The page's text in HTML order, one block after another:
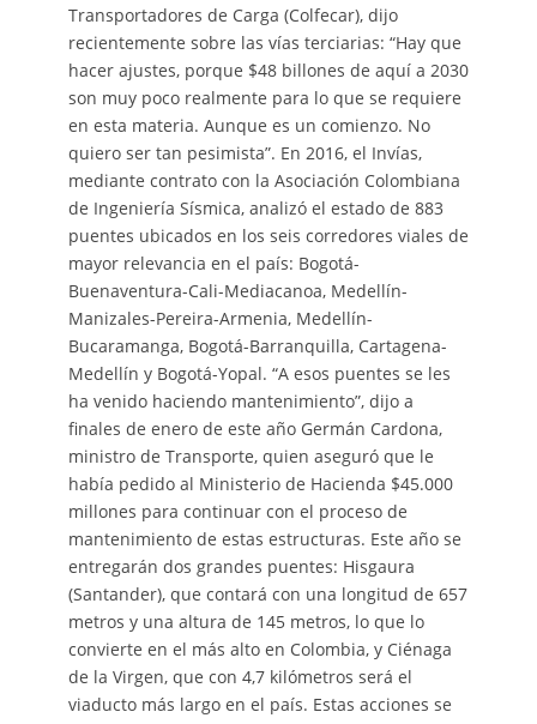
Transportadores de Carga (Colfecar), dijo
recientemente sobre las vías terciarias: “Hay que
hacer ajustes, porque $48 billones de aquí a 2030
son muy poco realmente para lo que se requiere
en esta materia. Aunque es un comienzo. No
quiero ser tan pesimista”. En 2016, el Invías,
mediante contrato con la Asociación Colombiana
de Ingeniería Sísmica, analizó el estado de 883
puentes ubicados en los seis corredores viales de
mayor relevancia en el país: Bogotá-
Buenaventura-Cali-Mediacanoa, Medellín-
Manizales-Pereira-Armenia, Medellín-
Bucaramanga, Bogotá-Barranquilla, Cartagena-
Medellín y Bogotá-Yopal. “A esos puentes se les
ha venido haciendo mantenimiento”, dijo a
finales de enero de este año Germán Cardona,
ministro de Transporte, quien aseguró que le
había pedido al Ministerio de Hacienda $45.000
millones para continuar con el proceso de
mantenimiento de estas estructuras. Este año se
entregarán dos grandes puentes: Hisgaura
(Santander), que contará con una longitud de 657
metros y una altura de 145 metros, lo que lo
convierte en el más alto en Colombia, y Ciénaga
de la Virgen, que con 4,7 kilómetros será el
viaducto más largo en el país. Estas acciones se